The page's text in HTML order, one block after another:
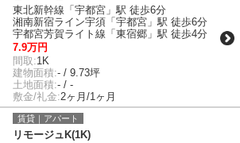
東北新幹線「宇都宮」駅 徒歩6分
湘南新宿ライン宇須「宇都宮」駅 徒歩6分
宇都宮芳賀ライト線「東宿郷」駅 徒歩4分
7.9万円
間取:1K
建物面積:- / 9.73坪
土地面積:- / -
敷金/礼金:2ヶ月/1ヶ月
賃貸｜アパート
リモージュK(1K)